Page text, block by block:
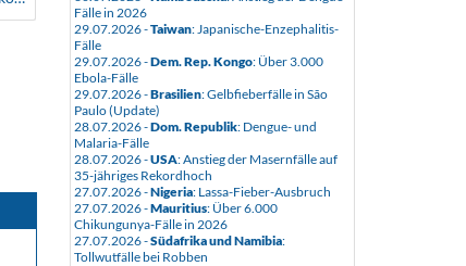
Fälle in 2026
29.07.2026 -Taiwan: Japanische-Enzephalitis-
Fälle
29.07.2026 -Dem. Rep. Kongo: Über 3.000
Ebola-Fälle
29.07.2026 -Brasilien: Gelbfieberfälle in São
Paulo (Update)
28.07.2026 -Dom. Republik: Dengue- und
Malaria-Fälle
28.07.2026 -USA: Anstieg der Masernfälle auf
35-jähriges Rekordhoch
27.07.2026 -Nigeria: Lassa-Fieber-Ausbruch
27.07.2026 -Mauritius: Über 6.000
Chikungunya-Fälle in 2026
27.07.2026 -Südafrika und Namibia:
Tollwutfälle bei Robben